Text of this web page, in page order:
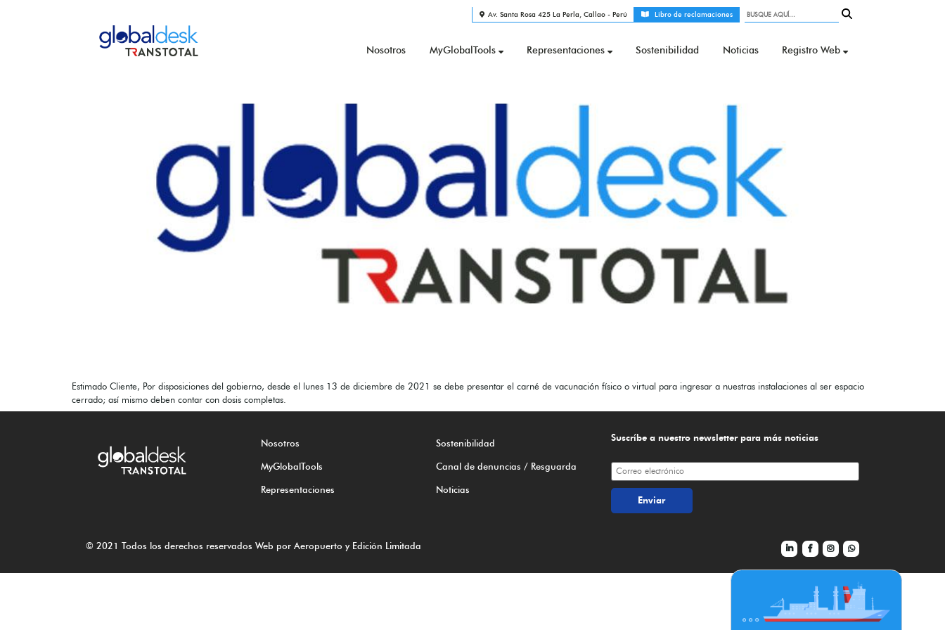
Av. Santa Rosa 425 La Perla, Callao - Perú Libro de reclamaciones
Nosotros MyGlobalTools Representaciones Sostenibilidad Noticias Registro Web
Estimado Cliente, Por disposiciones del gobierno, desde el lunes 13 de diciembre de 2021 se debe presentar el carné de vacunación físico o virtual para ingresar a nuestras instalaciones al ser espacio
cerrado; así mismo deben contar con dosis completas.
Nosotros
MyGlobalTools
Representaciones
Sostenibilidad
Canal de denuncias / Resguarda
Noticias
Suscríbe a nuestro newsletter para más noticias
© 2021 Todos los derechos reservados Web por Aeropuerto y Edición Limitada